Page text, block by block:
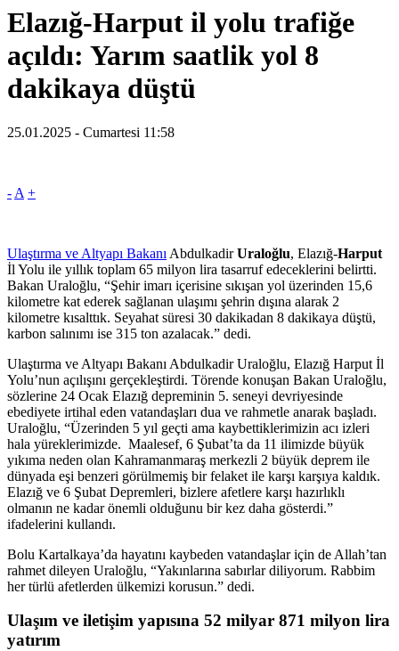
Elazığ-Harput il yolu trafiğe
açıldı: Yarım saatlik yol 8
dakikaya düştü
25.01.2025 - Cumartesi 11:58
- A +
Ulaştırma ve Altyapı Bakanı AbdulkadirUraloğlu, Elazığ-Harput
İl Yolu ile yıllık toplam 65 milyon lira tasarruf edeceklerini belirtti.
Bakan Uraloğlu, “Şehir imarı içerisine sıkışan yol üzerinden 15,6
kilometre kat ederek sağlanan ulaşımı şehrin dışına alarak 2
kilometre kısalttık. Seyahat süresi 30 dakikadan 8 dakikaya düştü,
karbon salınımı ise 315 ton azalacak.” dedi.
Ulaştırma ve Altyapı Bakanı Abdulkadir Uraloğlu, Elazığ Harput İl
Yolu’nun açılışını gerçekleştirdi. Törende konuşan Bakan Uraloğlu,
sözlerine 24 Ocak Elazığ depreminin 5. seneyi devriyesinde
ebediyete irtihal eden vatandaşları dua ve rahmetle anarak başladı.
Uraloğlu, “Üzerinden 5 yıl geçti ama kaybettiklerimizin acı izleri
hala yüreklerimizde. Maalesef, 6 Şubat’ta da 11 ilimizde büyük
yıkıma neden olan Kahramanmaraş merkezli 2 büyük deprem ile
dünyada eşi benzeri görülmemiş bir felaket ile karşı karşıya kaldık.
Elazığ ve 6 Şubat Depremleri, bizlere afetlere karşı hazırlıklı
olmanın ne kadar önemli olduğunu bir kez daha gösterdi.”
ifadelerini kullandı.
Bolu Kartalkaya’da hayatını kaybeden vatandaşlar için de Allah’tan
rahmet dileyen Uraloğlu, “Yakınlarına sabırlar diliyorum. Rabbim
her türlü afetlerden ülkemizi korusun.” dedi.
Ulaşım ve iletişim yapısına 52 milyar 871 milyon lira
yatırım